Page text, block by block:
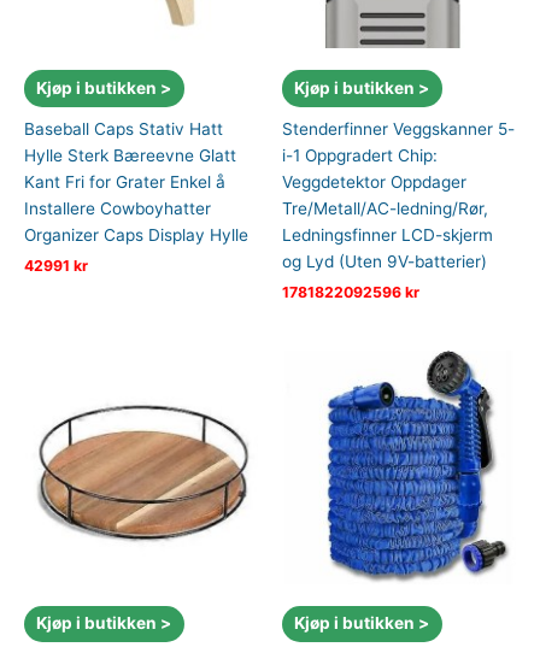
Kjøp i butikken >
Baseball Caps Stativ Hatt
Hylle Sterk Bæreevne Glatt
Kant Fri for Grater Enkel å
Installere Cowboyhatter
Organizer Caps Display Hylle
42991 kr
Kjøp i butikken >
Stenderfinner Veggskanner 5-
i-1 Oppgradert Chip:
Veggdetektor Oppdager
Tre/Metall/AC-ledning/Rør,
Ledningsfinner LCD-skjerm
og Lyd (Uten 9V-batterier)
1781822092596 kr
Kjøp i butikken > Kjøp i butikken >